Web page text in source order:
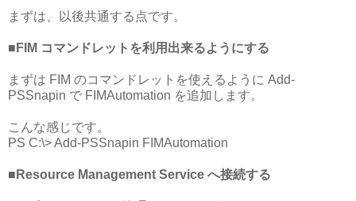
まずは、以後共通する点です。
■FIM コマンドレットを利用出来るようにする
まずは FIM のコマンドレットを使えるように Add-
PSSnapin で FIMAutomation を追加します。
こんな感じです。
PS C:\> Add-PSSnapin FIMAutomation
■Resource Management Service へ接続する